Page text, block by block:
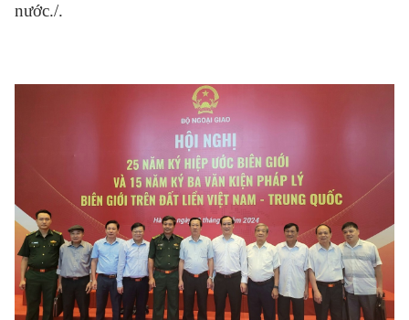
nước./.